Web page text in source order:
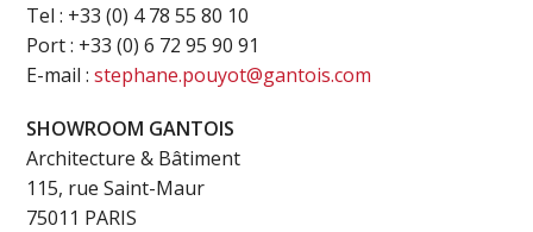
Tel : +33 (0) 4 78 55 80 10
Port : +33 (0) 6 72 95 90 91
E-mail :stephane.pouyot@gantois.com
SHOWROOM GANTOIS
Architecture & Bâtiment
115, rue Saint-Maur
75011 PARIS